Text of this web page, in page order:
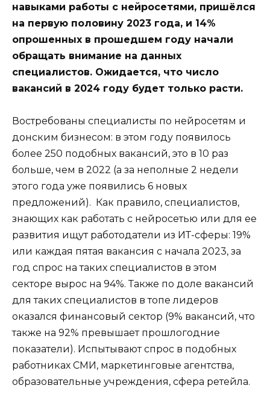
навыками работы с нейросетями, пришёлся
на первую половину 2023 года, и 14%
опрошенных в прошедшем году начали
обращать внимание на данных
специалистов. Ожидается, что число
вакансий в 2024 году будет только расти.
Востребованы специалисты по нейросетям и
донским бизнесом: в этом году появилось
более 250 подобных вакансий, это в 10 раз
больше, чем в 2022 (а за неполные 2 недели
этого года уже появились 6 новых
предложений). Как правило, специалистов,
знающих как работать с нейросетью или для ее
развития ищут работодатели из ИТ-сферы: 19%
или каждая пятая вакансия с начала 2023, за
год спрос на таких специалистов в этом
секторе вырос на 94%. Также по доле вакансий
для таких специалистов в топе лидеров
оказался финансовый сектор (9% вакансий, что
также на 92% превышает прошлогодние
показатели). Испытывают спрос в подобных
работниках СМИ, маркетинговые агентства,
образовательные учреждения, сфера ретейла.